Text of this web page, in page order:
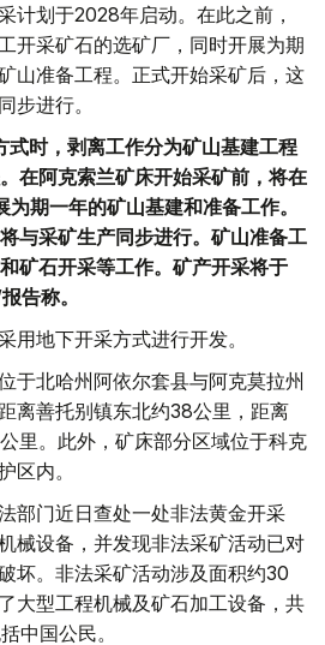
计划于2028年启动。在此之前，
开采矿石的选矿厂，同时开展为期
山准备工程。正式开始采矿后，这
步进行。
式时，剥离工作分为矿山基建工程
在阿克索兰矿床开始采矿前，将在
期一年的矿山基建和准备工作。
与采矿生产同步进行。矿山准备工
矿石开采等工作。矿产开采将于
告称。
用地下开采方式进行开发。
于北哈州阿依尔套县与阿克莫拉州
离善托别镇东北约38公里，距离
里。此外，矿床部分区域位于科克
区内。
部门近日查处一处非法黄金开采
械设备，并发现非法采矿活动已对
坏。非法采矿活动涉及面积约30
大型工程机械及矿石加工设备，共
中国公民。